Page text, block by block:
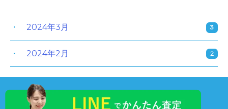
2024年3月 3
2024年2月 2